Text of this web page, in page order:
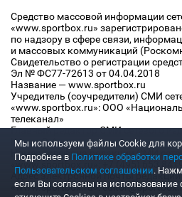
Средство массовой информации
«www.sportbox.ru»
по надзору в сфере связи,
и массовых коммуникаций
Свидетельство о регистрации
Эл № ФС77-72613 от 04.04.2018
Название — www.sportbox.ru
Учредитель (соучредители) СМИ
«www.sportbox.ru»: ООО
телеканал»
Главный редактор СМИ сетевого
Конов В.А.
Номер телефона редакции СМИ
«www.sportbox.ru»: +7 (495) 653 8419
Адрес электронной почты
«www.sportbox.ru»:
Мы используем файлы Сookie для
Подробнее в Политике обработки
Пользовательском соглашении.
если Вы согласны на использование